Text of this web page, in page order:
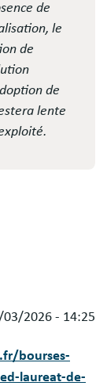
de
le
de
de
lente
03/2026 - 14:25
bourses-
laureat-de-